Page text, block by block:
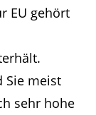
EU gehört
Sie meist
sehr hohe